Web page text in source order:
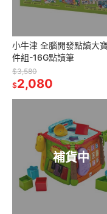
小牛津 全腦開發點讀大
件組-16G點讀筆
$3,580
$2,080
補貨中